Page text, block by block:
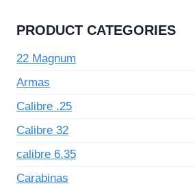
PRODUCT CATEGORIES
22 Magnum
Armas
Calibre .25
Calibre 32
calibre 6.35
Carabinas